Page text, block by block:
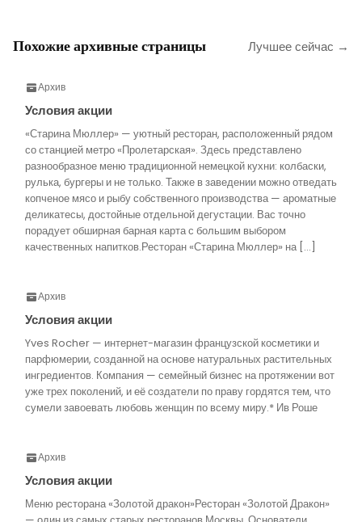
Похожие архивные страницы Лучшее сейчас →
Архив
Условия акции
«Старина Мюллер» — уютный ресторан, расположенный рядом
со станцией метро «Пролетарская». Здесь представлено
разнообразное меню традиционной немецкой кухни: колбаски,
рулька, бургеры и не только. Также в заведении можно отведать
копченое мясо и рыбу собственного производства — ароматные
деликатесы, достойные отдельной дегустации. Вас точно
порадует обширная барная карта с большим выбором
качественных напитков.Ресторан «Старина Мюллер» на […]
Архив
Условия акции
Yves Rocher — интернет-магазин французской косметики и
парфюмерии, созданной на основе натуральных растительных
ингредиентов. Компания — семейный бизнес на протяжении вот
уже трех поколений, и её создатели по праву гордятся тем, что
сумели завоевать любовь женщин по всему миру.* Ив Роше
Архив
Условия акции
Меню ресторана «Золотой дракон»Ресторан «Золотой Дракон»